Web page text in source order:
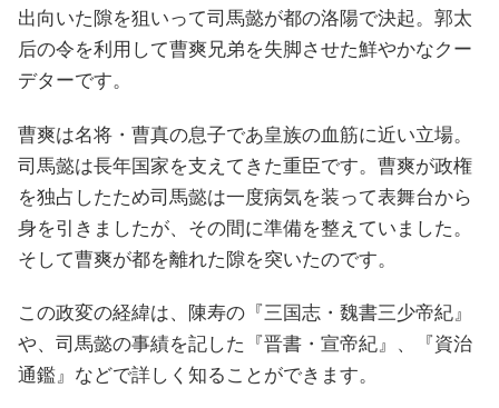
出向いた隙を狙いって司馬懿が都の洛陽で決起。郭太
后の令を利用して曹爽兄弟を失脚させた鮮やかなクー
デターです。
曹爽は名将・曹真の息子であ皇族の血筋に近い立場。
司馬懿は長年国家を支えてきた重臣です。曹爽が政権
を独占したため司馬懿は一度病気を装って表舞台から
身を引きましたが、その間に準備を整えていました。
そして曹爽が都を離れた隙を突いたのです。
この政変の経緯は、陳寿の『三国志・魏書三少帝紀』
や、司馬懿の事績を記した『晋書・宣帝紀』、『資治
通鑑』などで詳しく知ることができます。